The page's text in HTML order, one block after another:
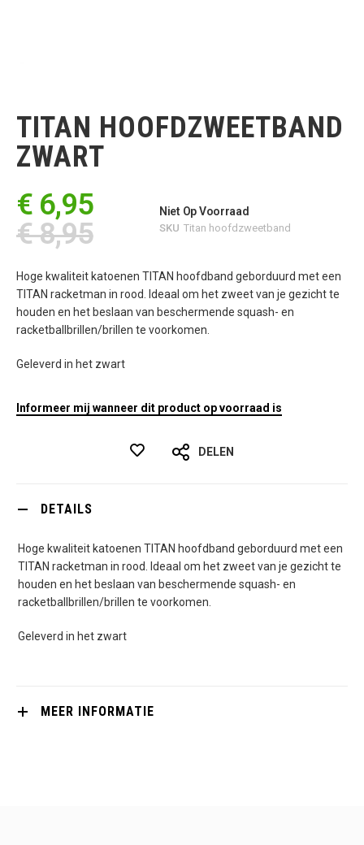
begin
van
de
afbeeldingen-
TITAN HOOFDZWEETBAND
ZWART
€ 6,95
€ 8,95
Niet Op Voorraad
SKU Titan hoofdzweetband
Hoge kwaliteit katoenen TITAN hoofdband geborduurd met een
TITAN racketman in rood. Ideaal om het zweet van je gezicht te
houden en het beslaan van beschermende squash- en
racketballbrillen/brillen te voorkomen.
Geleverd in het zwart
Informeer mij wanneer dit product op voorraad is
DELEN
DETAILS
Hoge kwaliteit katoenen TITAN hoofdband geborduurd met een
TITAN racketman in rood. Ideaal om het zweet van je gezicht te
houden en het beslaan van beschermende squash- en
racketballbrillen/brillen te voorkomen.
Geleverd in het zwart
MEER INFORMATIE